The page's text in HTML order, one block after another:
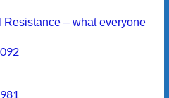
– what everyone